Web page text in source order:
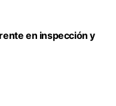
en inspección y